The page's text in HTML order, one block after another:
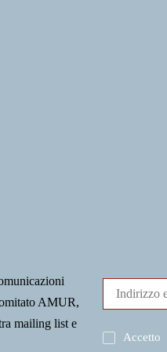
AMUR,
mailing list e
Accetto